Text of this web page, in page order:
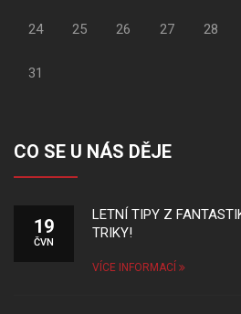
24 25 26 27 28
31
CO SE U NÁS DĚJE
19
ČVN
LETNÍ TIPY Z
TRIKY!
VÍCE INFORMACÍ